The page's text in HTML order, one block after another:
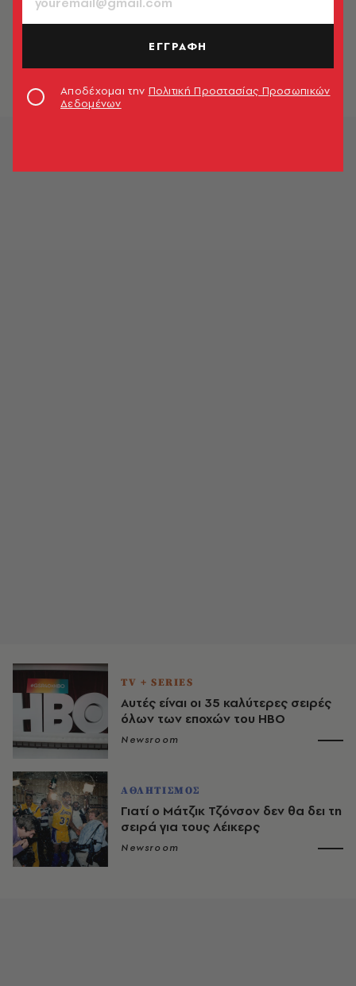
ΚΙΝΗΜΑΤΟΓΡΑΦΟΣ
Η τρανς Ivory Aquino θα παίξει το
alter ego του Batgirl
Newsroom
TV + SERIES
Aυτές είναι οι 35 καλύτερες σειρές
όλων των εποχών του HBO
Newsroom
ΑΘΛΗΤΙΣΜΟΣ
Γιατί ο Μάτζικ Τζόνσον δεν θα δει τη
σειρά για τους Λέικερς
Newsroom
ΕΓΓΡΑΦΗ
Αποδέχομαι την Πολιτική Προστασίας Προσωπικών
Δεδομένων